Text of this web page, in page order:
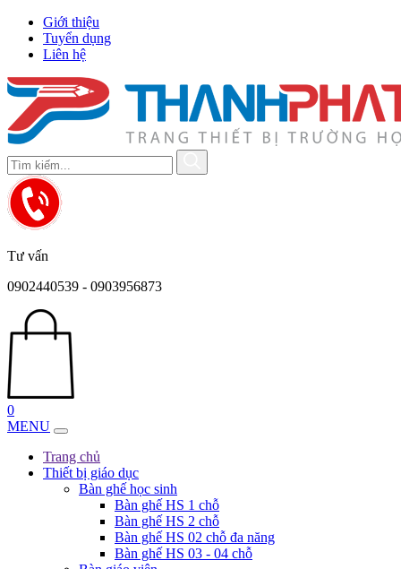
Giới thiệu
Tuyển dụng
Liên hệ
Tư vấn
0902440539 - 0903956873
0
MENU
Trang chủ
Thiết bị giáo dục
Bàn ghế học sinh
Bàn ghế HS 1 chỗ
Bàn ghế HS 2 chỗ
Bàn ghế HS 02 chỗ đa năng
Bàn ghế HS 03 - 04 chỗ